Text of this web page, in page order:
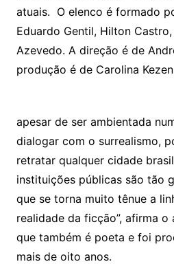
atuais. O elenco é formado
Eduardo Gentil, Hilton
Azevedo. A direção é de
produção é de Carolina
apesar de ser ambientada
dialogar com o surrealismo,
retratar qualquer cidade
instituições públicas são tão
que se torna muito tênue a
realidade da ficção”, afirma o
que também é poeta e foi
mais de oito anos.